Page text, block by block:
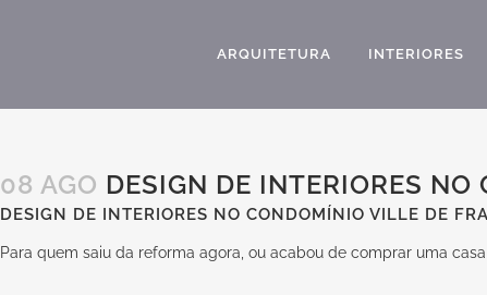
ARQUITETURA INTERIORES
08 AGO DESIGN DE INTERIORES
DESIGN DE INTERIORES NO CONDOMÍNIO VILLE DE
Para quem saiu da reforma agora, ou acabou de comprar uma